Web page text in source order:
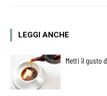
LEGGI ANCHE
Metti il gusto